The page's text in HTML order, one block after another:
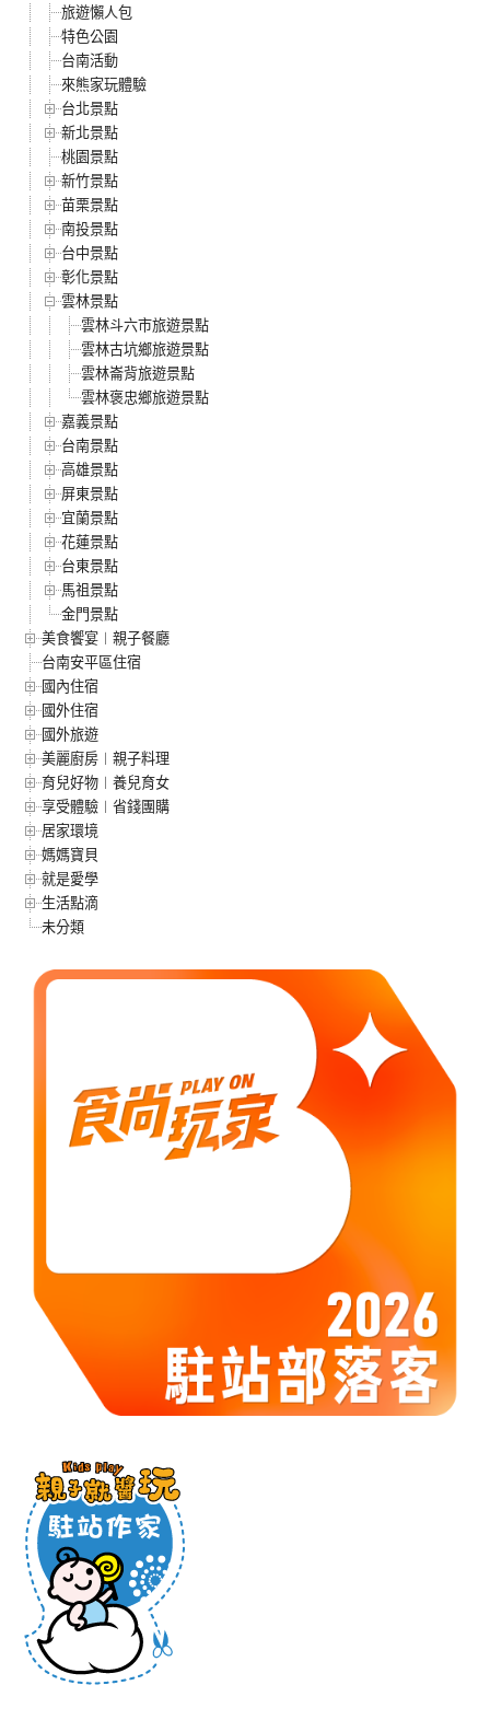
旅遊懶人包
特色公園
台南活動
來熊家玩體驗
台北景點
新北景點
桃園景點
新竹景點
苗栗景點
南投景點
台中景點
彰化景點
雲林景點
雲林斗六市旅遊景點
雲林古坑鄉旅遊景點
雲林崙背旅遊景點
雲林褒忠鄉旅遊景點
嘉義景點
台南景點
高雄景點
屏東景點
宜蘭景點
花蓮景點
台東景點
馬祖景點
金門景點
美食饗宴︱親子餐廳
台南安平區住宿
國內住宿
國外住宿
國外旅遊
美麗廚房︱親子料理
育兒好物︱養兒育女
享受體驗︱省錢團購
居家環境
媽媽寶貝
就是愛學
生活點滴
未分類